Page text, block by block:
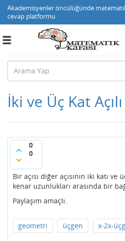
Akademisyenler öncülüğünde
cevap platformu
Toggle
İki ve Üç Kat
0
0
Bir açısı diğer açısının iki katı
kenar uzunlukları arasında bir
Paylaşım amaçlı.
geometri üçgen x-2x-